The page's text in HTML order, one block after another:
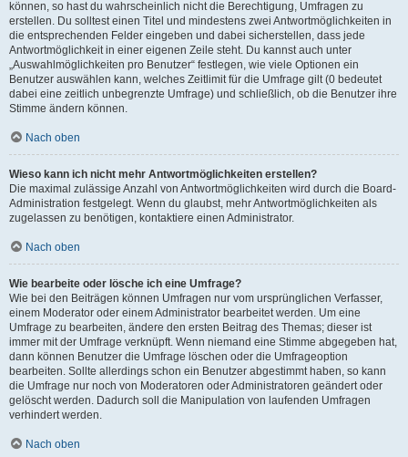
können, so hast du wahrscheinlich nicht die Berechtigung, Umfragen zu
erstellen. Du solltest einen Titel und mindestens zwei Antwortmöglichkeiten in
die entsprechenden Felder eingeben und dabei sicherstellen, dass jede
Antwortmöglichkeit in einer eigenen Zeile steht. Du kannst auch unter
„Auswahlmöglichkeiten pro Benutzer“ festlegen, wie viele Optionen ein
Benutzer auswählen kann, welches Zeitlimit für die Umfrage gilt (0 bedeutet
dabei eine zeitlich unbegrenzte Umfrage) und schließlich, ob die Benutzer ihre
Stimme ändern können.
Nach oben
Wieso kann ich nicht mehr Antwortmöglichkeiten erstellen?
Die maximal zulässige Anzahl von Antwortmöglichkeiten wird durch die Board-
Administration festgelegt. Wenn du glaubst, mehr Antwortmöglichkeiten als
zugelassen zu benötigen, kontaktiere einen Administrator.
Nach oben
Wie bearbeite oder lösche ich eine Umfrage?
Wie bei den Beiträgen können Umfragen nur vom ursprünglichen Verfasser,
einem Moderator oder einem Administrator bearbeitet werden. Um eine
Umfrage zu bearbeiten, ändere den ersten Beitrag des Themas; dieser ist
immer mit der Umfrage verknüpft. Wenn niemand eine Stimme abgegeben hat,
dann können Benutzer die Umfrage löschen oder die Umfrageoption
bearbeiten. Sollte allerdings schon ein Benutzer abgestimmt haben, so kann
die Umfrage nur noch von Moderatoren oder Administratoren geändert oder
gelöscht werden. Dadurch soll die Manipulation von laufenden Umfragen
verhindert werden.
Nach oben